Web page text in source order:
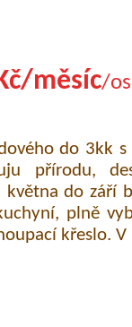
měsíc/
do 3kk s
přírodu,
května do září
plně
křeslo.